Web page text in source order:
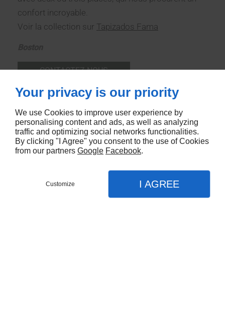
confort incroyable.
Voir la collection sur Tapizados Fama
CONTACTEZ-NOUS
Your privacy is our priority
We use Cookies to improve user experience by
personalising content and ads, as well as analyzing
traffic and optimizing social networks functionalities.
By clicking "I Agree" you consent to the use of Cookies
from our partners Google Facebook.
Customize I AGREE